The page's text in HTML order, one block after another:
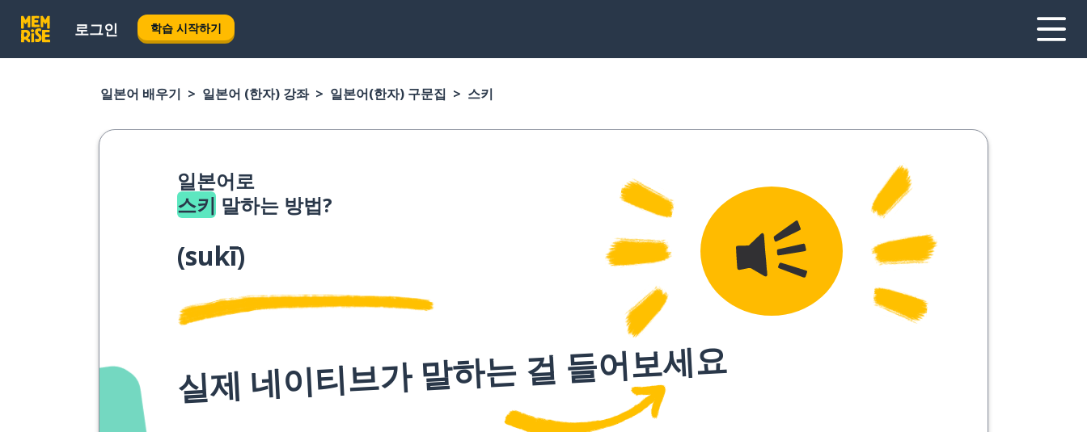
로그인 학습 시작하기
일본어 배우기 일본어 (한자) 강좌 일본어(한자) 구문집 스키
일본어로
스키 말하는 방법?
(sukī)
실제 네이티브가 말하는 걸 들어보세요